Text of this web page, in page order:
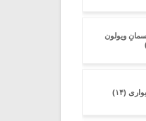
ویولون
(۱۴)